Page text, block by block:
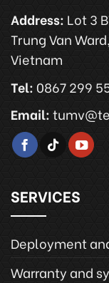
Address: Lot 3
Trung Van
Vietnam
Tel: 0867 299
Email:
SERVICES
Deployment
Warranty and